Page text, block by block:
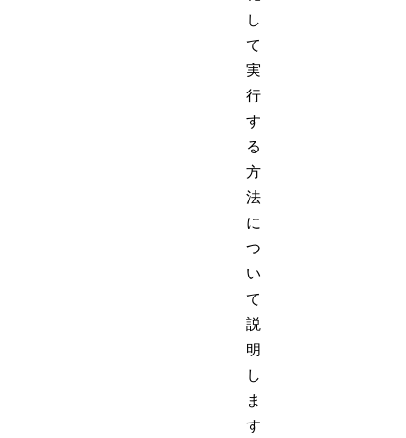
し
て
実
行
す
る
方
法
に
つ
い
て
説
明
し
ま
す